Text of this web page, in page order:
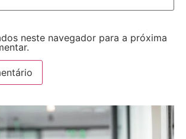
neste navegador para a próxima